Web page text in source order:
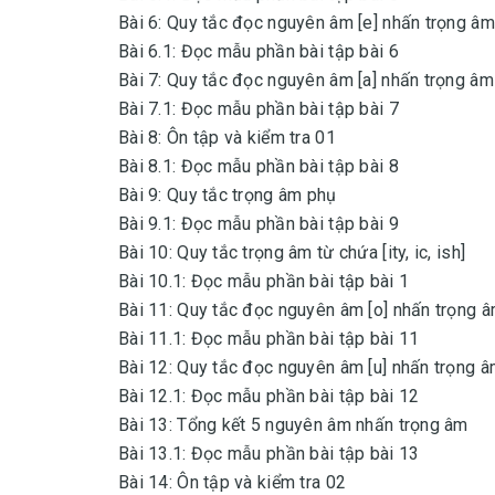
Bài 6: Quy tắc đọc nguyên âm [e] nhấn trọng âm
Bài 6.1: Đọc mẫu phần bài tập bài 6
Bài 7: Quy tắc đọc nguyên âm [a] nhấn trọng âm
Bài 7.1: Đọc mẫu phần bài tập bài 7
Bài 8: Ôn tập và kiểm tra 01
Bài 8.1: Đọc mẫu phần bài tập bài 8
Bài 9: Quy tắc trọng âm phụ
Bài 9.1: Đọc mẫu phần bài tập bài 9
Bài 10: Quy tắc trọng âm từ chứa [ity, ic, ish]
Bài 10.1: Đọc mẫu phần bài tập bài 1
Bài 11: Quy tắc đọc nguyên âm [o] nhấn trọng
Bài 11.1: Đọc mẫu phần bài tập bài 11
Bài 12: Quy tắc đọc nguyên âm [u] nhấn trọng
Bài 12.1: Đọc mẫu phần bài tập bài 12
Bài 13: Tổng kết 5 nguyên âm nhấn trọng âm
Bài 13.1: Đọc mẫu phần bài tập bài 13
Bài 14: Ôn tập và kiểm tra 02